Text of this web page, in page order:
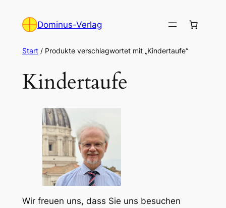
Inhalt
Dominus-Verlag
Start/ Produkte verschlagwortet mit „Kindertaufe“
Kindertaufe
Wir freuen uns, dass Sie uns besuchen